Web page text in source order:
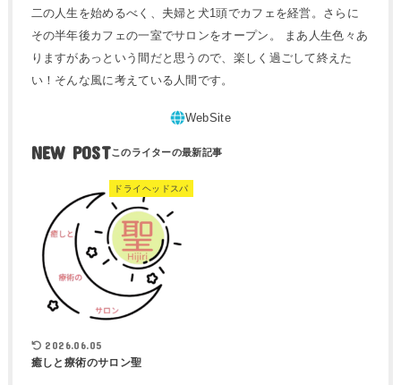
二の人生を始めるべく、夫婦と犬1頭でカフェを経営。さらに
その半年後カフェの一室でサロンをオープン。 まあ人生色々あ
りますがあっという間だと思うので、楽しく過ごして終えた
い！そんな風に考えている人間です。
NEW POST
ドライヘッドスパ
2026.06.05
癒しと療術のサロン聖